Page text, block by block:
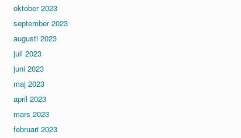
oktober 2023
september 2023
augusti 2023
juli 2023
juni 2023
maj 2023
april 2023
mars 2023
februari 2023